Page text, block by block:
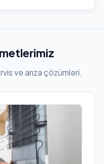
ve arıza çözümleri.